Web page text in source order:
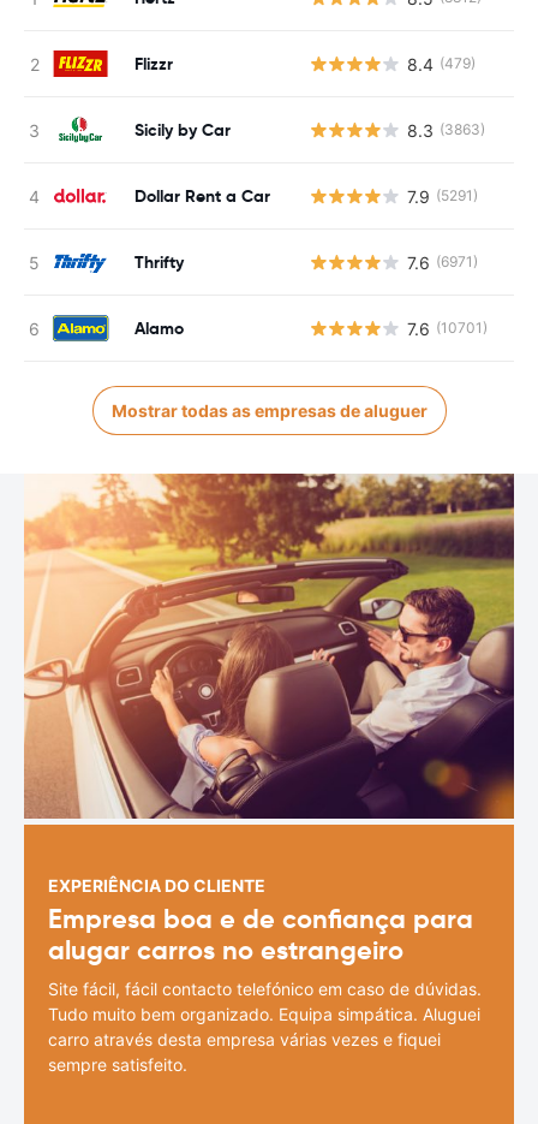
Flizzr 8.4 (479)
Sicily by Car 8.3 (3863)
Dollar Rent a Car 7.9 (5291)
Thrifty 7.6 (6971)
Alamo 7.6 (10701)
Mostrar todas as empresas de aluguer
EXPERIÊNCIA DO CLIENTE
Empresa boa e de confiança para
alugar carros no estrangeiro
Site fácil, fácil contacto telefónico em caso de dúvidas.
Tudo muito bem organizado. Equipa simpática. Aluguei
carro através desta empresa várias vezes e fiquei
sempre satisfeito.